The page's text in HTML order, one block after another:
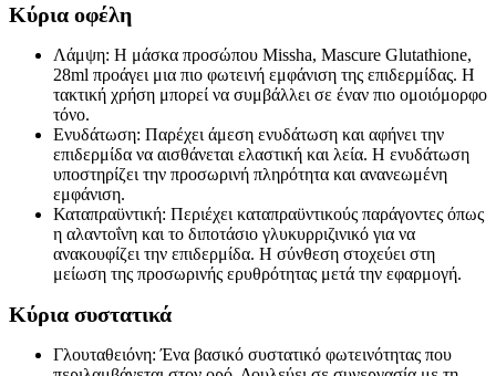
Κύρια οφέλη
Λάμψη: Η μάσκα προσώπου Missha, Mascure Glutathione,
28ml προάγει μια πιο φωτεινή εμφάνιση της επιδερμίδας. Η
τακτική χρήση μπορεί να συμβάλλει σε έναν πιο ομοιόμορφο
τόνο.
Ενυδάτωση: Παρέχει άμεση ενυδάτωση και αφήνει την
επιδερμίδα να αισθάνεται ελαστική και λεία. Η ενυδάτωση
υποστηρίζει την προσωρινή πληρότητα και ανανεωμένη
εμφάνιση.
Καταπραϋντική: Περιέχει καταπραϋντικούς παράγοντες όπως
η αλαντοΐνη και το διποτάσιο γλυκυρριζινικό για να
ανακουφίζει την επιδερμίδα. Η σύνθεση στοχεύει στη
μείωση της προσωρινής ερυθρότητας μετά την εφαρμογή.
Κύρια συστατικά
Γλουταθειόνη: Ένα βασικό συστατικό φωτεινότητας που